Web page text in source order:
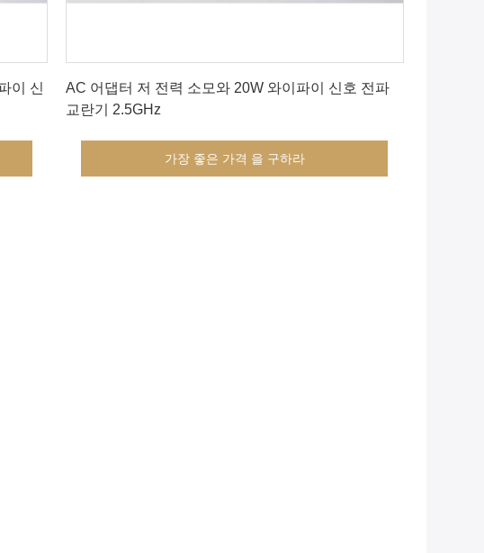
이 신
AC 어댑터 저 전력 소모와 20W 와이파이 신호 전파
교란기 2.5GHz
가장 좋은 가격 을 구하라